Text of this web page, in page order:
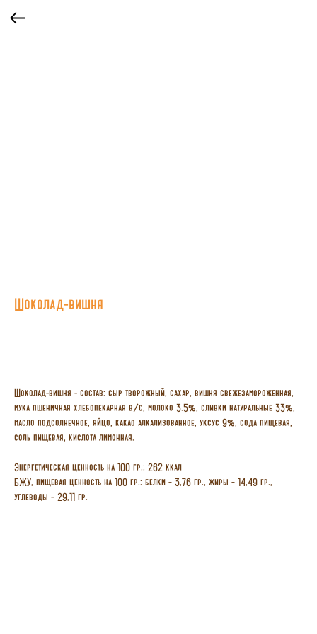
Шоколад-вишня
Шоколад-вишня - состав: сыр творожный, сахар, вишня свежезамороженная,
мука пшеничная хлебопекарная в/с, молоко 3.5%, сливки натуральные 33%,
масло подсолнечное, яйцо, какао алкализованное, уксус 9%, сода пищевая,
соль пищевая, кислота лимонная.
Энергетическая ценность на 100 гр.: 262 ккал
БЖУ, пищевая ценность на 100 гр.: белки – 3,76 гр., жиры – 14,49 гр.,
углеводы – 29,11 гр.